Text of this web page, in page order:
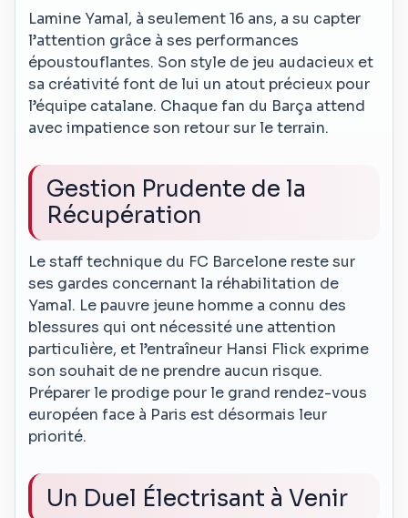
Lamine Yamal, à seulement 16 ans, a su capter
l’attention grâce à ses performances
époustouflantes. Son style de jeu audacieux et
sa créativité font de lui un atout précieux pour
l’équipe catalane. Chaque fan du Barça attend
avec impatience son retour sur le terrain.
Gestion Prudente de la
Récupération
Le staff technique du FC Barcelone reste sur
ses gardes concernant la réhabilitation de
Yamal. Le pauvre jeune homme a connu des
blessures qui ont nécessité une attention
particulière, et l’entraîneur Hansi Flick exprime
son souhait de ne prendre aucun risque.
Préparer le prodige pour le grand rendez-vous
européen face à Paris est désormais leur
priorité.
Un Duel Électrisant à Venir